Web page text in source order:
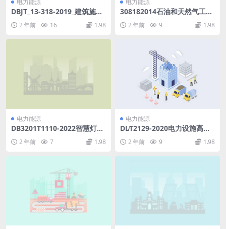
电力能源
DBJT_13-318-2019_建筑施工
承插型盘扣式钢管支架安全-技
术规程.pdf
2 年前 16 1.98
电力能源
308182014石油和天然气工业
管线输送系统用全焊接球阀.p
df 2 年前 9 1.98
电力能源
DB3201T1110-2022智慧灯杆
2 年前 7 1.98
电力能源
DL∕T2129-2020电力设施高空
2 年前 9 1.98